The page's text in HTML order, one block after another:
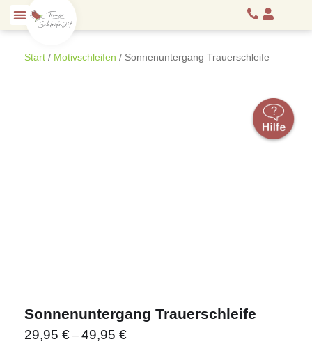
Start / Motivschleifen / Sonnenuntergang Trauerschleife
Sonnenuntergang Trauerschleife
29,95€ –49,95€